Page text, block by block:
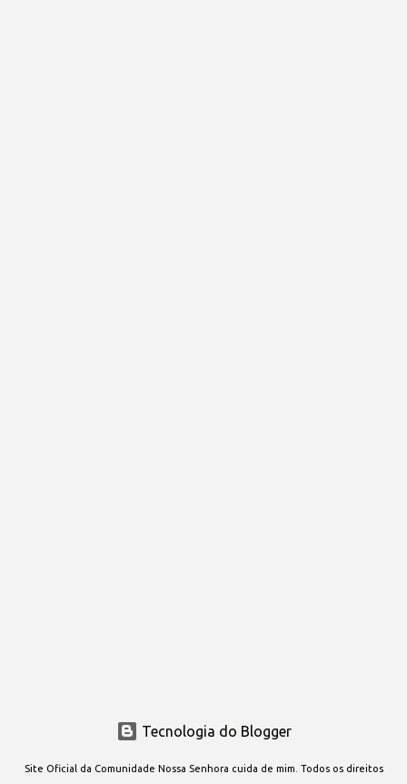
Tecnologia do Blogger
Site Oficial da Comunidade Nossa Senhora cuida de mim. Todos os direitos